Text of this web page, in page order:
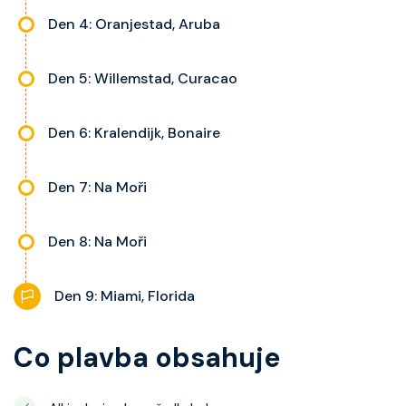
Den 4: Oranjestad, Aruba
Den 5: Willemstad, Curacao
Den 6: Kralendijk, Bonaire
Den 7: Na Moři
Den 8: Na Moři
Den 9: Miami, Florida
Co plavba obsahuje